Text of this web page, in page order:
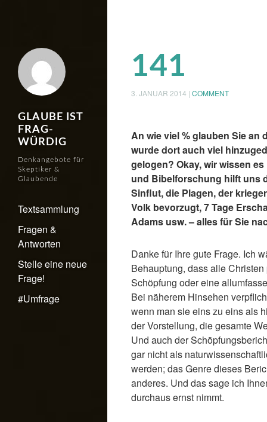
GLAUBE IST
FRAG-
WÜRDIG
Denkangebote für
Skeptiker &
Glaubende
Textsammlung
Fragen &
Antworten
Stelle eine neue
Frage!
#Umfrage
141
3. JANUAR 2014 | COMMENT
An wie viel % glauben Sie an
wurde dort auch viel
gelogen? Okay, wir wissen
und Bibelforschung hilft uns
Sinflut, die Plagen, der
Volk bevorzugt, 7 Tage
Adams usw. – alles für Sie
Danke für Ihre gute Frage. Ich
Behauptung, dass alle
Schöpfung oder eine
Bei näherem Hinsehen
wenn man sie eins zu eins als
der Vorstellung, die gesamte
Und auch der
gar nicht als
werden; das Genre dieses
anderes. Und das sage ich
durchaus ernst nimmt.